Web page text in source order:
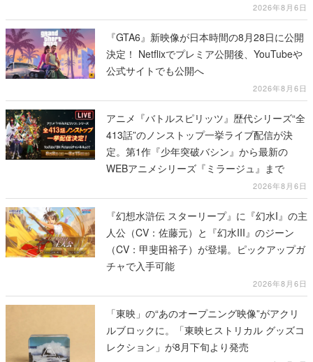
2026年8月6日
『GTA6』新映像が日本時間の8月28日に公開
決定！ Netflixでプレミア公開後、YouTubeや
公式サイトでも公開へ
2026年8月6日
アニメ『バトルスピリッツ』歴代シリーズ“全
413話”のノンストップ一挙ライブ配信が決
定。第1作『少年突破バシン』から最新の
WEBアニメシリーズ『ミラージュ』まで
2026年8月6日
『幻想水滸伝 スターリープ』に『幻水I』の主
人公（CV：佐藤元）と『幻水III』のジーン
（CV：甲斐田裕子）が登場。ピックアップガ
チャで入手可能
2026年8月6日
「東映」の“あのオープニング映像”がアクリ
ルブロックに。「東映ヒストリカル グッズコ
レクション」が8月下旬より発売